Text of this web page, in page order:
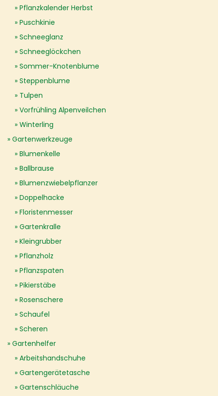
Pflanzkalender Herbst
Puschkinie
Schneeglanz
Schneeglöckchen
Sommer-Knotenblume
Steppenblume
Tulpen
Vorfrühling Alpenveilchen
Winterling
Gartenwerkzeuge
Blumenkelle
Ballbrause
Blumenzwiebelpflanzer
Doppelhacke
Floristenmesser
Gartenkralle
Kleingrubber
Pflanzholz
Pflanzspaten
Pikierstäbe
Rosenschere
Schaufel
Scheren
Gartenhelfer
Arbeitshandschuhe
Gartengerätetasche
Gartenschläuche